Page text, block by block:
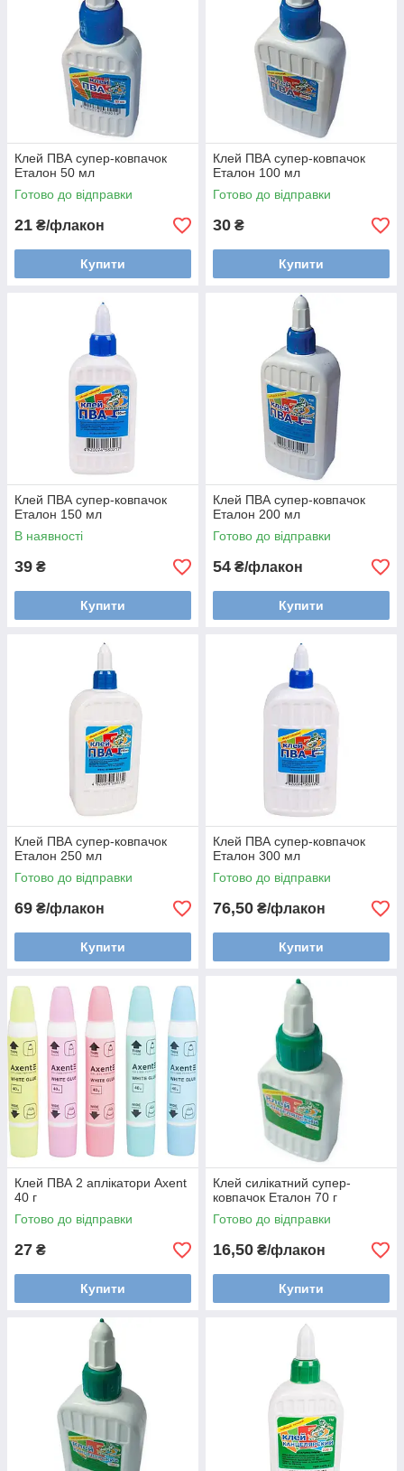
Клей ПВА супер-ковпачок
Еталон 50 мл
Готово до відправки
21 ₴/флакон
Купити
Клей ПВА супер-ковпачок
Еталон 100 мл
Готово до відправки
30 ₴
Купити
Клей ПВА супер-ковпачок
Еталон 150 мл
В наявності
39 ₴
Купити
Клей ПВА супер-ковпачок
Еталон 200 мл
Готово до відправки
54 ₴/флакон
Купити
Клей ПВА супер-ковпачок
Еталон 250 мл
Готово до відправки
69 ₴/флакон
Купити
Клей ПВА супер-ковпачок
Еталон 300 мл
Готово до відправки
76,50 ₴/флакон
Купити
Клей ПВА 2 аплікатори Axent
40 г
Готово до відправки
27 ₴
Купити
Клей силікатний супер-
ковпачок Еталон 70 г
Готово до відправки
16,50 ₴/флакон
Купити